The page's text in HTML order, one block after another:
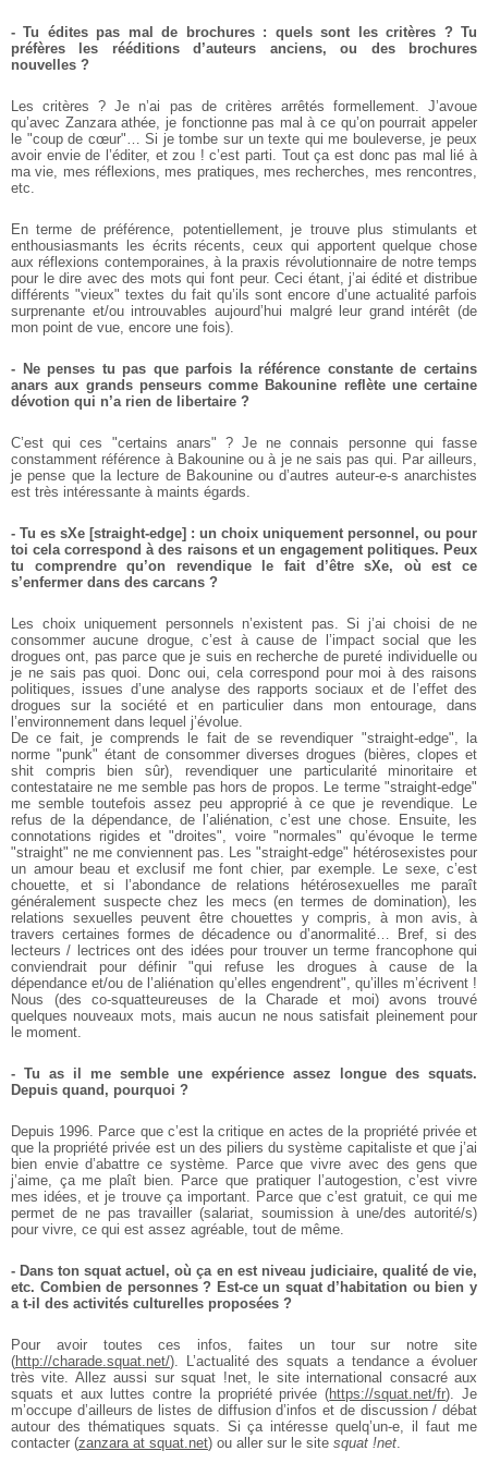
- Tu édites pas mal de brochures : quels sont les critères ? Tu
préfères les rééditions d’auteurs anciens, ou des brochures
nouvelles ?
Les critères ? Je n’ai pas de critères arrêtés formellement. J’avoue
qu’avec Zanzara athée, je fonctionne pas mal à ce qu’on pourrait appeler
le "coup de cœur"… Si je tombe sur un texte qui me bouleverse, je peux
avoir envie de l’éditer, et zou ! c’est parti. Tout ça est donc pas mal lié à
ma vie, mes réflexions, mes pratiques, mes recherches, mes rencontres,
etc.
En terme de préférence, potentiellement, je trouve plus stimulants et
enthousiasmants les écrits récents, ceux qui apportent quelque chose
aux réflexions contemporaines, à la praxis révolutionnaire de notre temps
pour le dire avec des mots qui font peur. Ceci étant, j’ai édité et distribue
différents "vieux" textes du fait qu’ils sont encore d’une actualité parfois
surprenante et/ou introuvables aujourd’hui malgré leur grand intérêt (de
mon point de vue, encore une fois).
- Ne penses tu pas que parfois la référence constante de certains
anars aux grands penseurs comme Bakounine reflète une certaine
dévotion qui n’a rien de libertaire ?
C’est qui ces "certains anars" ? Je ne connais personne qui fasse
constamment référence à Bakounine ou à je ne sais pas qui. Par ailleurs,
je pense que la lecture de Bakounine ou d’autres auteur-e-s anarchistes
est très intéressante à maints égards.
- Tu es sXe [straight-edge] : un choix uniquement personnel, ou pour
toi cela correspond à des raisons et un engagement politiques. Peux
tu comprendre qu’on revendique le fait d’être sXe, où est ce
s’enfermer dans des carcans ?
Les choix uniquement personnels n’existent pas. Si j’ai choisi de ne
consommer aucune drogue, c’est à cause de l’impact social que les
drogues ont, pas parce que je suis en recherche de pureté individuelle ou
je ne sais pas quoi. Donc oui, cela correspond pour moi à des raisons
politiques, issues d’une analyse des rapports sociaux et de l’effet des
drogues sur la société et en particulier dans mon entourage, dans
l’environnement dans lequel j’évolue.
De ce fait, je comprends le fait de se revendiquer "straight-edge", la
norme "punk" étant de consommer diverses drogues (bières, clopes et
shit compris bien sûr), revendiquer une particularité minoritaire et
contestataire ne me semble pas hors de propos. Le terme "straight-edge"
me semble toutefois assez peu approprié à ce que je revendique. Le
refus de la dépendance, de l’aliénation, c’est une chose. Ensuite, les
connotations rigides et "droites", voire "normales" qu’évoque le terme
"straight" ne me conviennent pas. Les "straight-edge" hétérosexistes pour
un amour beau et exclusif me font chier, par exemple. Le sexe, c’est
chouette, et si l’abondance de relations hétérosexuelles me paraît
généralement suspecte chez les mecs (en termes de domination), les
relations sexuelles peuvent être chouettes y compris, à mon avis, à
travers certaines formes de décadence ou d’anormalité… Bref, si des
lecteurs / lectrices ont des idées pour trouver un terme francophone qui
conviendrait pour définir "qui refuse les drogues à cause de la
dépendance et/ou de l’aliénation qu’elles engendrent", qu’illes m’écrivent !
Nous (des co-squatteureuses de la Charade et moi) avons trouvé
quelques nouveaux mots, mais aucun ne nous satisfait pleinement pour
le moment.
- Tu as il me semble une expérience assez longue des squats.
Depuis quand, pourquoi ?
Depuis 1996. Parce que c’est la critique en actes de la propriété privée et
que la propriété privée est un des piliers du système capitaliste et que j’ai
bien envie d’abattre ce système. Parce que vivre avec des gens que
j’aime, ça me plaît bien. Parce que pratiquer l’autogestion, c’est vivre
mes idées, et je trouve ça important. Parce que c’est gratuit, ce qui me
permet de ne pas travailler (salariat, soumission à une/des autorité/s)
pour vivre, ce qui est assez agréable, tout de même.
- Dans ton squat actuel, où ça en est niveau judiciaire, qualité de vie,
etc. Combien de personnes ? Est-ce un squat d’habitation ou bien y
a t-il des activités culturelles proposées ?
Pour avoir toutes ces infos, faites un tour sur notre site
(http://charade.squat.net/). L’actualité des squats a tendance a évoluer
très vite. Allez aussi sur squat !net, le site international consacré aux
squats et aux luttes contre la propriété privée (https://squat.net/fr). Je
m’occupe d’ailleurs de listes de diffusion d’infos et de discussion / débat
autour des thématiques squats. Si ça intéresse quelq’un-e, il faut me
contacter (zanzara at squat.net) ou aller sur le site squat !net.